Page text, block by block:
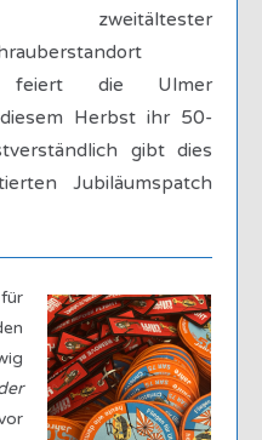
feiert die Ulmer
Herbst ihr 50-
gibt dies
Jubiläumspatch